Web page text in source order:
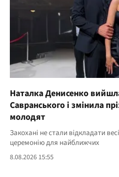
Наталка Денисенко
Савранського і змінила
молодят
Закохані не стали відкладати
церемонію для найближчих
8.08.2026 15:55